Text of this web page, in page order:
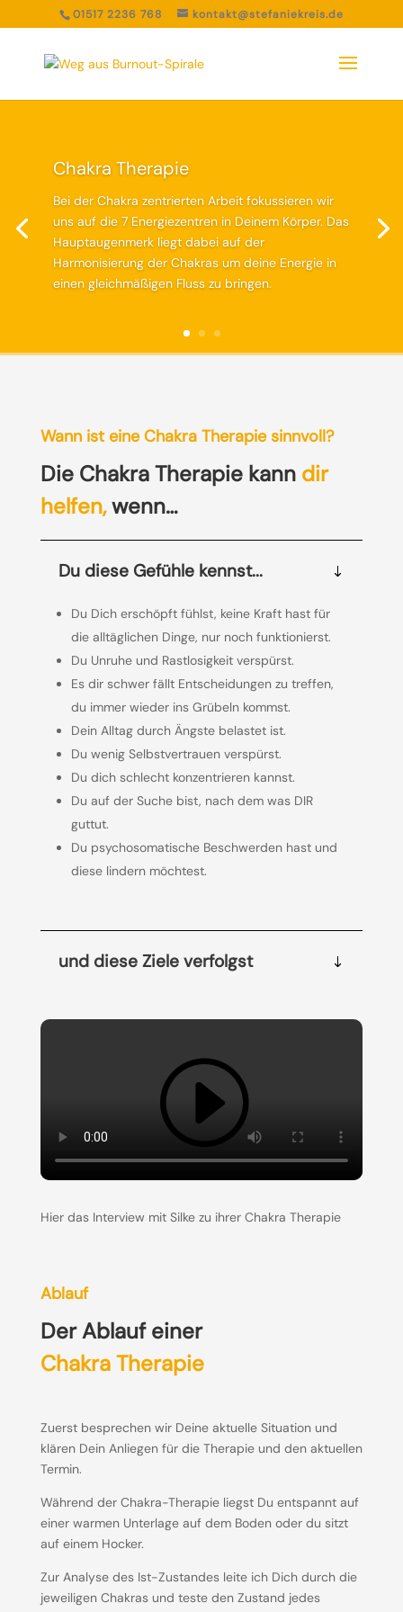
01517 2236 768 kontakt@stefaniekreis.de
Chakra Therapie
Bei der Chakra zentrierten Arbeit fokussieren wir
uns auf die 7 Energiezentren in Deinem Körper. Das
Hauptaugenmerk liegt dabei auf der
Harmonisierung der Chakras um deine Energie in
einen gleichmäßigen Fluss zu bringen.
Wann ist eine Chakra Therapie sinnvoll?
Die Chakra Therapie kann dir
helfen,wenn…
Du diese Gefühle kennst...
Du Dich erschöpft fühlst, keine Kraft hast für
die alltäglichen Dinge, nur noch funktionierst.
Du Unruhe und Rastlosigkeit verspürst.
Es dir schwer fällt Entscheidungen zu treffen,
du immer wieder ins Grübeln kommst.
Dein Alltag durch Ängste belastet ist.
Du wenig Selbstvertrauen verspürst.
Du dich schlecht konzentrieren kannst.
Du auf der Suche bist, nach dem was DIR
guttut.
Du psychosomatische Beschwerden hast und
diese lindern möchtest.
und diese Ziele verfolgst
Hier das Interview mit Silke zu ihrer Chakra Therapie
Ablauf
Der Ablauf einer
Chakra Therapie
Zuerst besprechen wir Deine aktuelle Situation und
klären Dein Anliegen für die Therapie und den aktuellen
Termin.
Während der Chakra-Therapie liegst Du entspannt auf
einer warmen Unterlage auf dem Boden oder du sitzt
auf einem Hocker.
Zur Analyse des Ist-Zustandes leite ich Dich durch die
jeweiligen Chakras und teste den Zustand jedes